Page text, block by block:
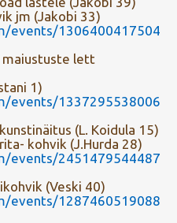
jm (Jakobi 33)
events/1306400417504
maiustuste lett
1)
events/1337295538006
(L. Koidula 15)
kohvik (J.Hurda 28)
events/2451479544487
(Veski 40)
events/1287460519088